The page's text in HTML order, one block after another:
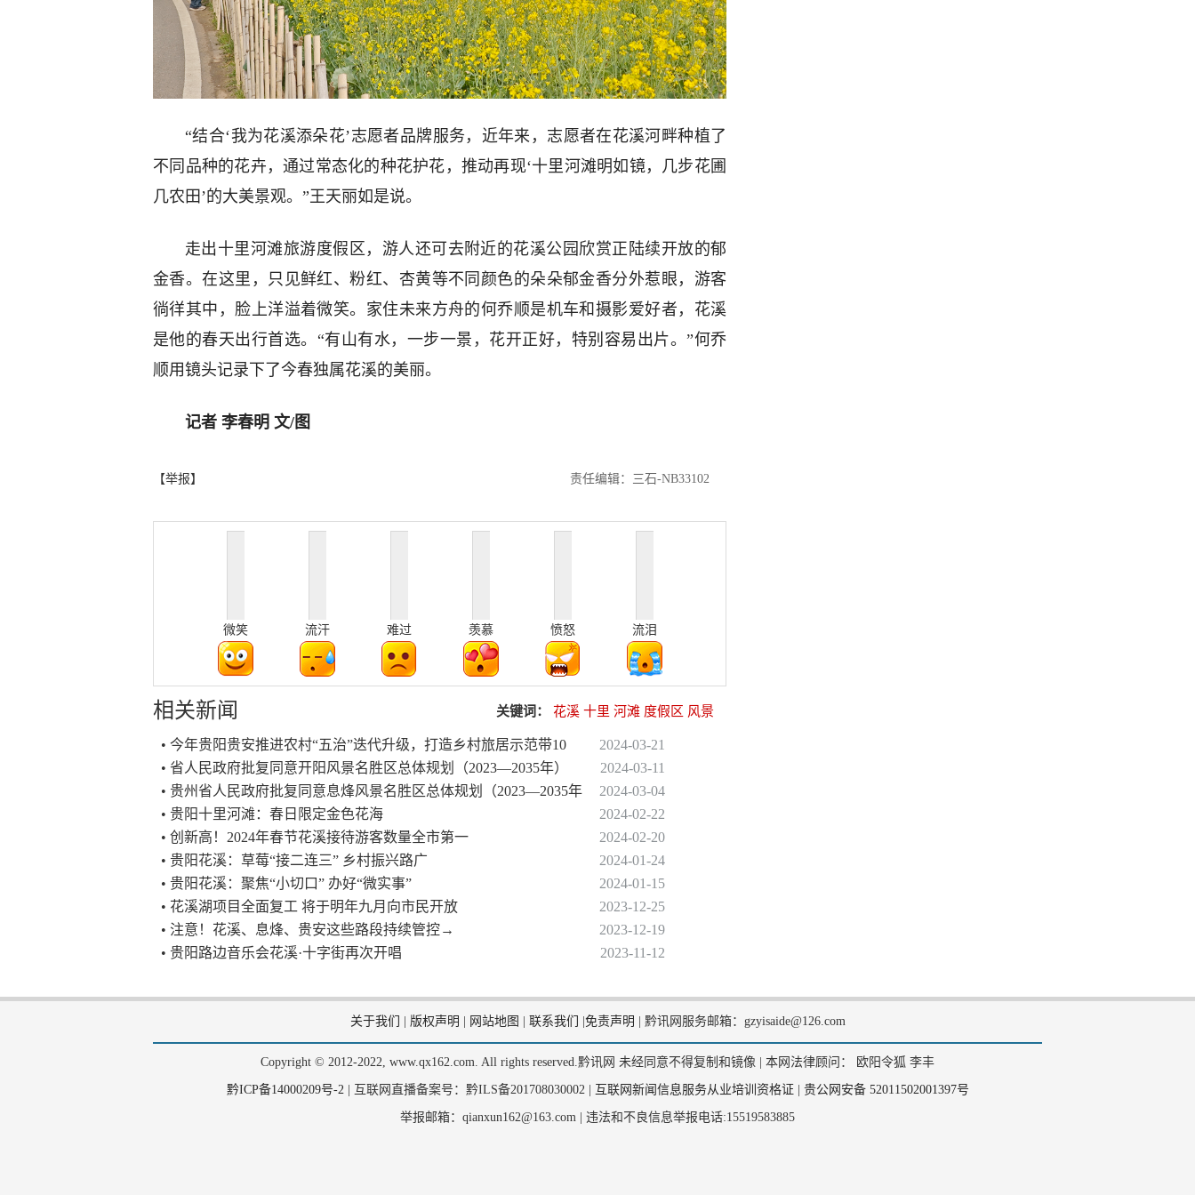
“结合‘我为花溪添朵花’志愿者品牌服务，近年来，志愿者在花溪河畔种植了
不同品种的花卉，通过常态化的种花护花，推动再现‘十里河滩明如镜，几步花圃
几农田’的大美景观。”王天丽如是说。
走出十里河滩旅游度假区，游人还可去附近的花溪公园欣赏正陆续开放的郁
金香。在这里，只见鲜红、粉红、杏黄等不同颜色的朵朵郁金香分外惹眼，游客
徜徉其中，脸上洋溢着微笑。家住未来方舟的何乔顺是机车和摄影爱好者，花溪
是他的春天出行首选。“有山有水，一步一景，花开正好，特别容易出片。”何乔
顺用镜头记录下了今春独属花溪的美丽。
记者 李春明 文/图
【举报】 责任编辑：三石-NB33102
微笑 流汗 难过 羡慕 愤怒 流泪
相关新闻 关键词： 花溪 十里 河滩 度假区 风景
• 今年贵阳贵安推进农村“五治”迭代升级，打造乡村旅居示范带10
2024-03-21
• 省人民政府批复同意开阳风景名胜区总体规划（2023—2035年）
2024-03-11
• 贵州省人民政府批复同意息烽风景名胜区总体规划（2023—2035年
2024-03-04
• 贵阳十里河滩：春日限定金色花海
2024-02-22
• 创新高！2024年春节花溪接待游客数量全市第一
2024-02-20
• 贵阳花溪：草莓“接二连三” 乡村振兴路广
2024-01-24
• 贵阳花溪：聚焦“小切口” 办好“微实事”
2024-01-15
• 花溪湖项目全面复工 将于明年九月向市民开放
2023-12-25
• 注意！花溪、息烽、贵安这些路段持续管控→
2023-12-19
• 贵阳路边音乐会花溪·十字街再次开唱
2023-11-12
关于我们 版权声明 网站地图 联系我们 免责声明 黔讯网服务邮箱：gzyisaide@126.com
Copyright © 2012-2022, www.qx162.com. All rights reserved.黔讯网 未经同意不得复制和镜像 | 本网法律顾问： 欧阳令狐 李丰
黔ICP备14000209号-2| 互联网直播备案号：黔ILS备201708030002 | 互联网新闻信息服务从业培训资格证 贵公网安备 52011502001397号
举报邮箱：qianxun162@163.com | 违法和不良信息举报电话:15519583885